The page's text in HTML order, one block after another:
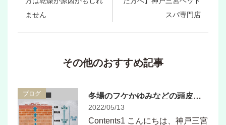
ません
スパ専門店
その他のおすすめ記事
ブログ 冬場のフケかゆみなどの頭皮トラブルに悩む方が夏のうちにケアした方がいい理由
2022/05/13
Contents1 こんにちは、神戸三宮